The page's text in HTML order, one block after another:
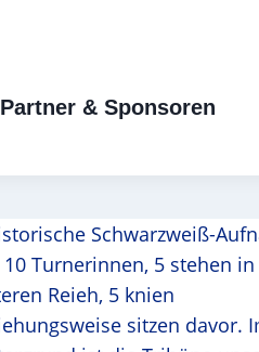
Partner & Sponsoren